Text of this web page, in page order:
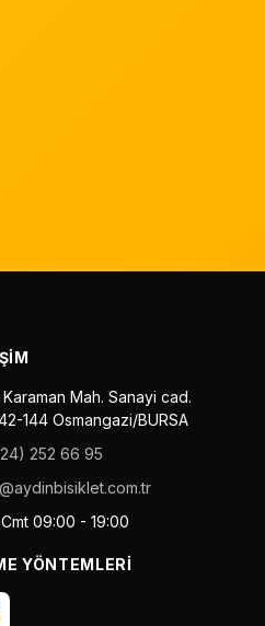
Karaman Mah. Sanayi cad.
144 Osmangazi/BURSA
252 66 95
09:00 - 19:00
YÖNTEMLERI